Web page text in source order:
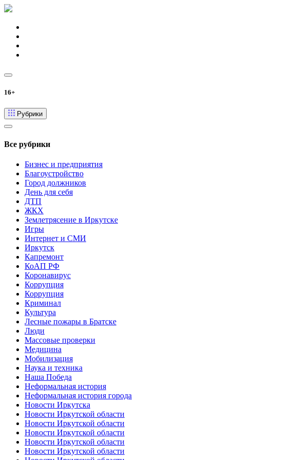
16+
Рубрики
Все рубрики
Бизнес и предприятия
Благоустройство
Город должников
День для себя
ДТП
ЖКХ
Землетрясение в Иркутске
Игры
Интернет и СМИ
Иркутск
Капремонт
КоАП РФ
Коронавирус
Коррупция
Коррупция
Криминал
Культура
Лесные пожары в Братске
Люди
Массовые проверки
Медицина
Мобилизация
Наука и техника
Наша Победа
Неформальная история
Неформальная история города
Новости Иркутска
Новости Иркутской области
Новости Иркутской области
Новости Иркутской области
Новости Иркутской области
Новости Иркутской области